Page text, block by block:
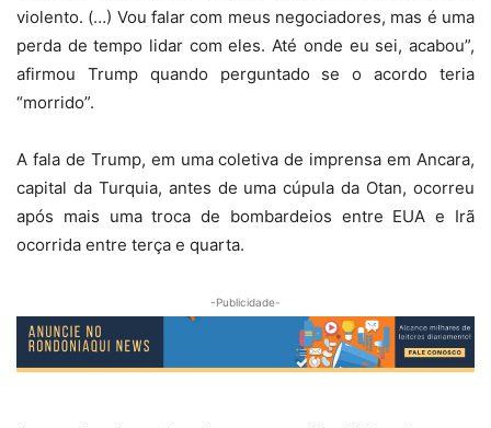
violento. (…) Vou falar com meus negociadores, mas é uma
perda de tempo lidar com eles. Até onde eu sei, acabou”,
afirmou Trump quando perguntado se o acordo teria
“morrido”.
A fala de Trump, em uma coletiva de imprensa em Ancara,
capital da Turquia, antes de uma cúpula da Otan, ocorreu
após mais uma troca de bombardeios entre EUA e Irã
ocorrida entre terça e quarta.
-Publicidade-